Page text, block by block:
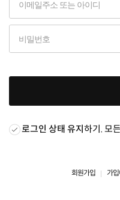
로그인 상태 유지하기. 모
회원가입 가